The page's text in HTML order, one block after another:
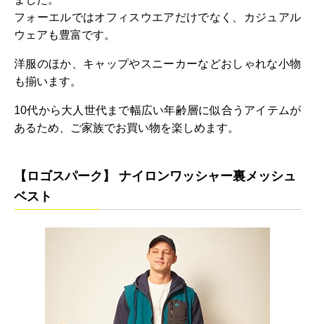
フォーエルではオフィスウエアだけでなく、カジュアル
ウェアも豊富です。
洋服のほか、キャップやスニーカーなどおしゃれな小物
も揃います。
10代から大人世代まで幅広い年齢層に似合うアイテムが
あるため、ご家族でお買い物を楽しめます。
【ロゴスパーク】 ナイロンワッシャー裏メッシュ
ベスト